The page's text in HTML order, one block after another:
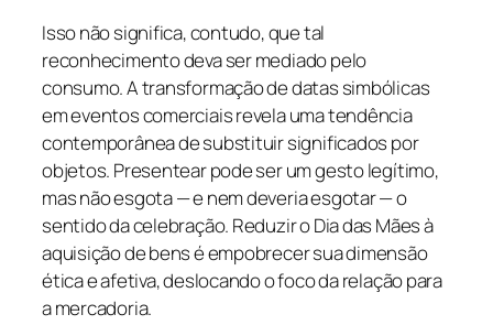
Isso não significa, contudo, que tal
reconhecimento deva ser mediado pelo
consumo. A transformação de datas simbólicas
em eventos comerciais revela uma tendência
contemporânea de substituir significados por
objetos. Presentear pode ser um gesto legítimo,
mas não esgota — e nem deveria esgotar — o
sentido da celebração. Reduzir o Dia das Mães à
aquisição de bens é empobrecer sua dimensão
ética e afetiva, deslocando o foco da relação para
a mercadoria.